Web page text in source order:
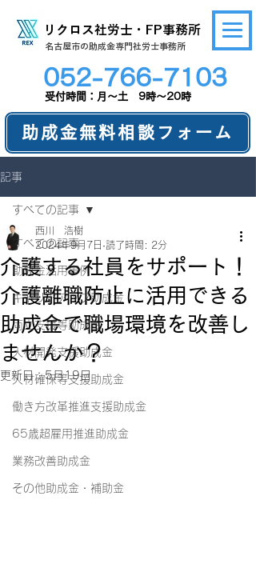
助成金無料相談フォーム
052-766-7103
​受付時間：月～土 9時～20時
リクロス社労士・FP事務所
​名古屋市の助成金専門社労士事務所
記事
すべての記事
助成金活用事例
キャリアアップ助成金
両立支援等助成金
人材開発支援助成金
人材確保等支援助成金
働き方改革推進支援助成金
65歳超雇用推進助成金
業務改善助成金
その他助成金・補助金
すべての記事
介護する社員をサポート！
介護離職防止に活用できる
助成金で職場環境を改善し
ませんか？
西川 浩樹
2024年9月7日 読了時間: 2分
更新日：5月19日